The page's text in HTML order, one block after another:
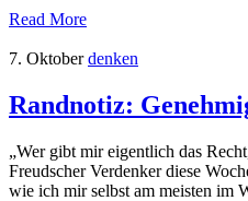
Read More
7. Oktober denken
Randnotiz:
„Wer gibt mir eigentlich das
Freudscher Verdenker diese
wie ich mir selbst am meisten im